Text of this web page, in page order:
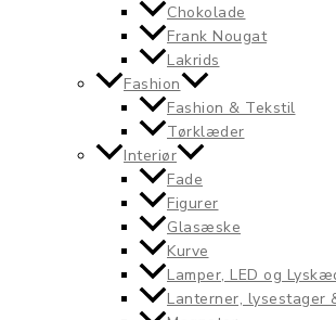
Chokolade
Frank Nougat
Lakrids
Fashion
Fashion & Tekstil
Tørklæder
Interiør
Fade
Figurer
Glasæske
Kurve
Lamper, LED og
Lanterner, lysestager